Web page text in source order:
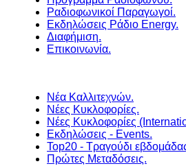
Ραδιοφωνικοί Παραγωγοί.
Εκδηλώσεις Ράδιο Energy.
Διαφήμιση.
Επικοινωνία.
Νέα Καλλιτεχνών.
Νέες Κυκλοφορίες.
Νέες Κυκλοφορίες
Εκδηλώσεις - Events.
Top20 - Τραγούδι
Πρώτες Μεταδόσεις.